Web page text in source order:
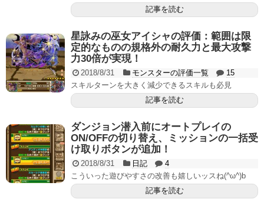
記事を読む
星詠みの巫女アイシャの評価：範囲は限
定的なものの規格外の耐久力と最大攻撃
力30倍が実現！
2018/8/31 モンスターの評価一覧
15
スキルターンを大きく減少できるスキルも必見
記事を読む
ダンジョン潜入前にオートプレイの
ON/OFFの切り替え、ミッションの一括受
け取りボタンが追加！
2018/8/31 日記
4
こういった遊びやすさの改善も嬉しいッスね(^ω^)b
記事を読む